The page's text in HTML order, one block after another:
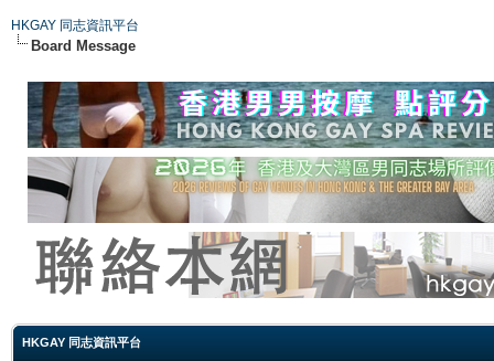
HKGAY 同志資訊平台
Board Message
HKGAY 同志資訊平台